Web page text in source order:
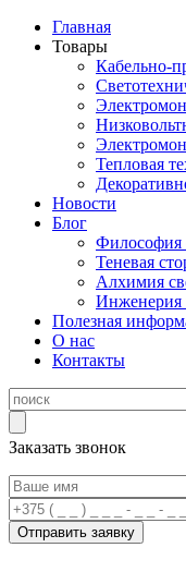
Главная
Товары
Кабельно-
Тепловая
Новости
Блог
Философия
Теневая
Алхимия
Инженерия
Полезная
О нас
Контакты
Заказать звонок